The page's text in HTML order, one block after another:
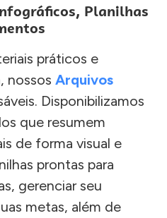
Planilhas
práticos e
nossos Arquivos
Disponibilizamos
que resumem
de forma visual e
prontas para
gerenciar seu
metas, além de